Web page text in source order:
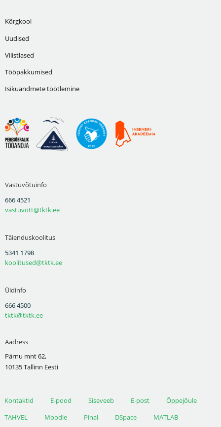
Kõrgkool
Uudised
Vilistlased
Tööpakkumised
Isikuandmete töötlemine
Vastuvõtuinfo
666 4521
vastuvott@tktk.ee
Täienduskoolitus
5341 1798
koolitused@tktk.ee
Üldinfo
666 4500
tktk@tktk.ee
Aadress
Pärnu mnt 62,
10135 Tallinn Eesti
Kontaktid E-pood Siseveeb E-post
Õppejõule
TAHVEL
Moodle Pinal DSpace MATLAB